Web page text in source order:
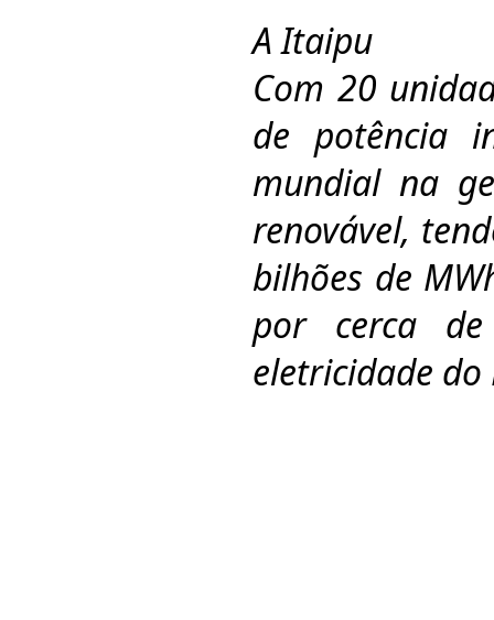
A Itaipu
Com 20
de potência
mundial na
renovável,
bilhões de
por cerca
eletricidade do